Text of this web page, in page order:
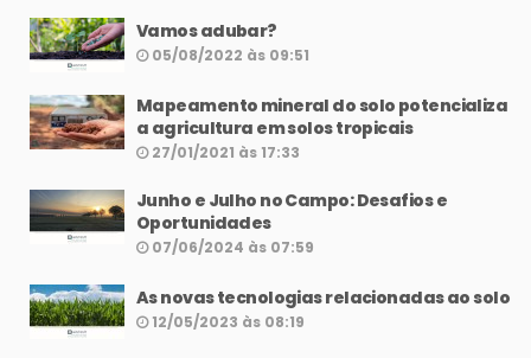
Vamos adubar?
05/08/2022 às 09:51
Mapeamento mineral do solo potencializa
a agricultura em solos tropicais
27/01/2021 às 17:33
Junho e Julho no Campo: Desafios e
Oportunidades
07/06/2024 às 07:59
As novas tecnologias relacionadas ao solo
12/05/2023 às 08:19